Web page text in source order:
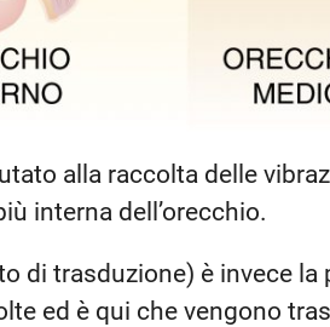
alla raccolta delle
interna dell’orecchio.
di trasduzione) è invece la
ed è qui che vengono